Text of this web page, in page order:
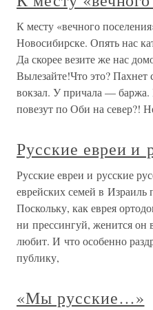
К месту «вечного
Новосибирске. Опять нас
Да скорее везите же нас
Вылезайте!Что это?
вокзал. У причала — баржа.
повезут по Оби на север?!
Русские евреи и
Русские евреи и русские
еврейских семей в
Поскольку, как еврея
ни прессингуй, женится он
любит. И что особенно
публику,
«Мы русские…»